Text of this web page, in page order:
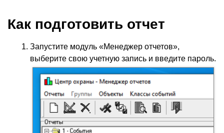
Как подготовить отчет
Запустите модуль «Менеджер отчетов»,
выберите свою учетную запись и введите пароль.